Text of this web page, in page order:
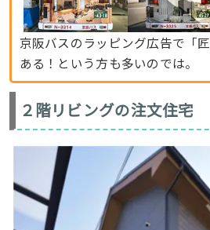
京阪バスのラッピング広告で「
ある！という方も多いのでは。
２階リビングの注文住宅